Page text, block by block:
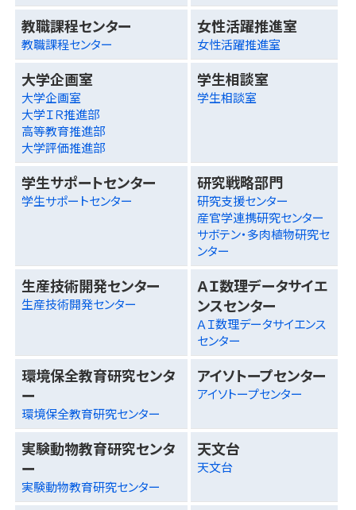
教職課程センター
教職課程センター
女性活躍推進室
女性活躍推進室
大学企画室
大学企画室
大学ＩＲ推進部
高等教育推進部
大学評価推進部
学生相談室
学生相談室
学生サポートセンター
学生サポートセンター
研究戦略部門
研究支援センター
産官学連携研究センター
サボテン・多肉植物研究セ
ンター
生産技術開発センター
生産技術開発センター
ＡＩ数理データサイエ
ンスセンター
ＡＩ数理データサイエンス
センター
環境保全教育研究センタ
ー
環境保全教育研究センター
アイソトープセンター
アイソトープセンター
実験動物教育研究センタ
ー
実験動物教育研究センター
天文台
天文台